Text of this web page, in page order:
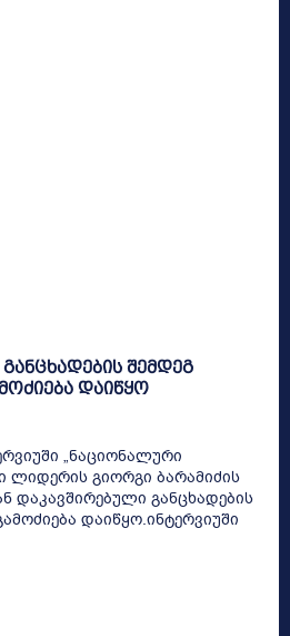
შემდეგ
დაიწყო
„ნაციონალური
ლიდერის გიორგი ბარამიძის
დაკავშირებული განცხადების
დაიწყო.ინტერვიუში